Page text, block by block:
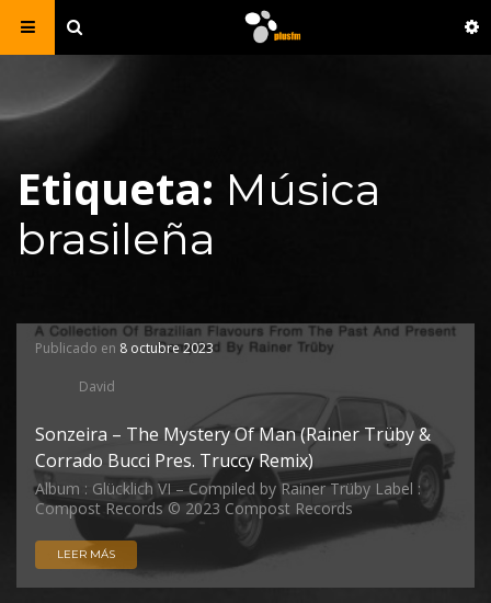
Etiqueta: Música
brasileña
Publicado en 8 octubre 2023
David
Sonzeira – The Mystery Of Man (Rainer Trüby &
Corrado Bucci Pres. Truccy Remix)
Album : Glücklich VI – Compiled by Rainer Trüby Label :
Compost Records © 2023 Compost Records
LEER MÁS